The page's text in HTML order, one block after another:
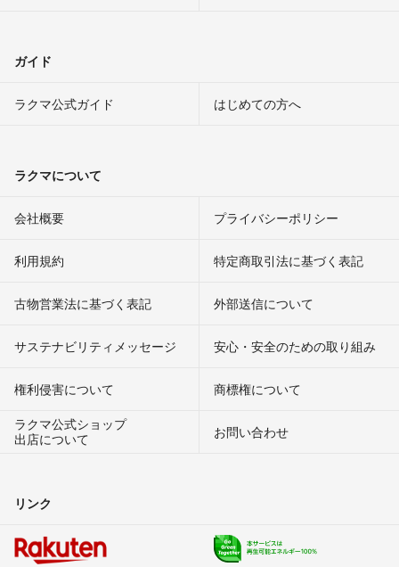
ガイド
ラクマ公式ガイド はじめての方へ
ラクマについて
会社概要 プライバシーポリシー
利用規約 特定商取引法に基づく表記
古物営業法に基づく表記 外部送信について
サステナビリティメッセージ 安心・安全のための取り組み
権利侵害について
商標権について
ラクマ公式ショップ
出店について
お問い合わせ
リンク